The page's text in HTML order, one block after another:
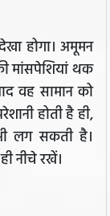
होगा। अमूमन
मांसपेशियां थक
वह सामान को
होती है ही,
लग सकती है।
नीचे रखें।